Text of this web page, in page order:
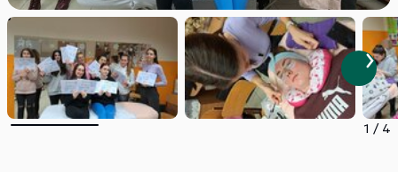
1 / 4